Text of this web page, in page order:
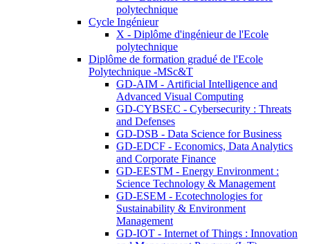
polytechnique
Cycle Ingénieur
X - Diplôme d'ingénieur de l'Ecole
polytechnique
Diplôme de formation gradué de l'Ecole
Polytechnique -MSc&T
GD-AIM - Artificial Intelligence and
Advanced Visual Computing
GD-CYBSEC - Cybersecurity : Threats
and Defenses
GD-DSB - Data Science for Business
GD-EDCF - Economics, Data Analytics
and Corporate Finance
GD-EESTM - Energy Environment :
Science Technology & Management
GD-ESEM - Ecotechnologies for
Sustainability & Environment
Management
GD-IOT - Internet of Things : Innovation